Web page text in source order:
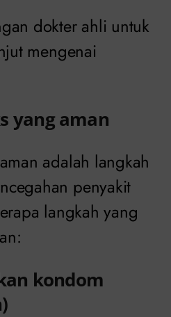
dokter ahli untuk
mengenai
yang aman
adalah langkah
penyakit
langkah yang
kondom